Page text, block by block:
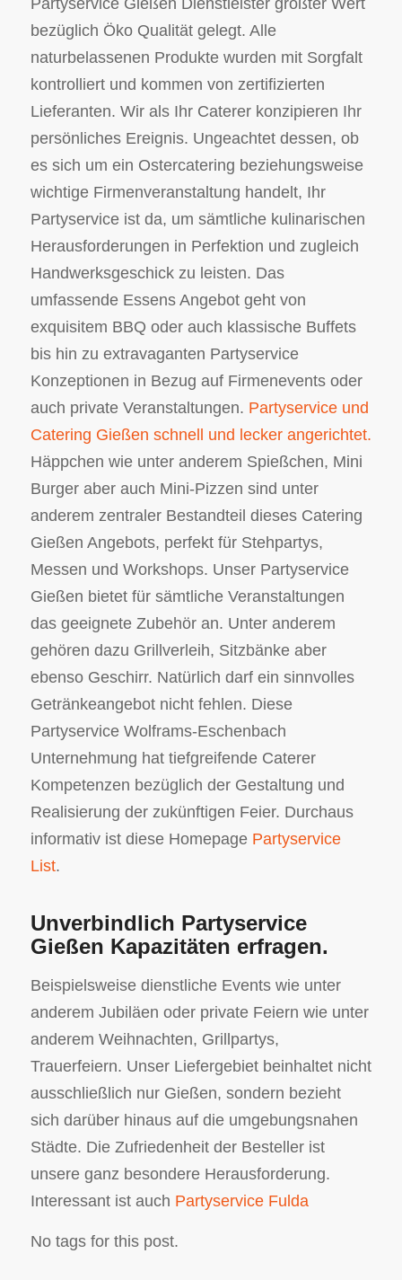
bezüglich Öko Qualität gelegt. Alle
naturbelassenen Produkte wurden mit Sorgfalt
kontrolliert und kommen von zertifizierten
Lieferanten. Wir als Ihr Caterer konzipieren Ihr
persönliches Ereignis. Ungeachtet dessen, ob
es sich um ein Ostercatering beziehungsweise
wichtige Firmenveranstaltung handelt, Ihr
Partyservice ist da, um sämtliche kulinarischen
Herausforderungen in Perfektion und zugleich
Handwerksgeschick zu leisten. Das
umfassende Essens Angebot geht von
exquisitem BBQ oder auch klassische Buffets
bis hin zu extravaganten Partyservice
Konzeptionen in Bezug auf Firmenevents oder
auch private Veranstaltungen. Partyservice und
Catering Gießen schnell und lecker angerichtet.
Häppchen wie unter anderem Spießchen, Mini
Burger aber auch Mini-Pizzen sind unter
anderem zentraler Bestandteil dieses Catering
Gießen Angebots, perfekt für Stehpartys,
Messen und Workshops. Unser Partyservice
Gießen bietet für sämtliche Veranstaltungen
das geeignete Zubehör an. Unter anderem
gehören dazu Grillverleih, Sitzbänke aber
ebenso Geschirr. Natürlich darf ein sinnvolles
Getränkeangebot nicht fehlen. Diese
Partyservice Wolframs-Eschenbach
Unternehmung hat tiefgreifende Caterer
Kompetenzen bezüglich der Gestaltung und
Realisierung der zukünftigen Feier. Durchaus
informativ ist diese Homepage Partyservice
List.
Unverbindlich Partyservice
Gießen Kapazitäten erfragen.
Beispielsweise dienstliche Events wie unter
anderem Jubiläen oder private Feiern wie unter
anderem Weihnachten, Grillpartys,
Trauerfeiern. Unser Liefergebiet beinhaltet nicht
ausschließlich nur Gießen, sondern bezieht
sich darüber hinaus auf die umgebungsnahen
Städte. Die Zufriedenheit der Besteller ist
unsere ganz besondere Herausforderung.
Interessant ist auch Partyservice Fulda
No tags for this post.